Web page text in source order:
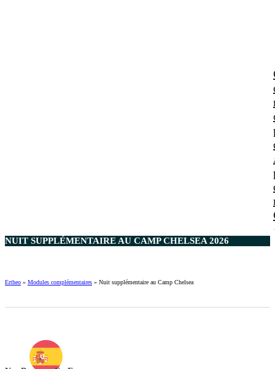
NUIT SUPPLÉMENTAIRE AU CAMP CHELSEA 2026
Ertheo » Modules complémentaires » Nuit supplémentaire au Camp Chelsea